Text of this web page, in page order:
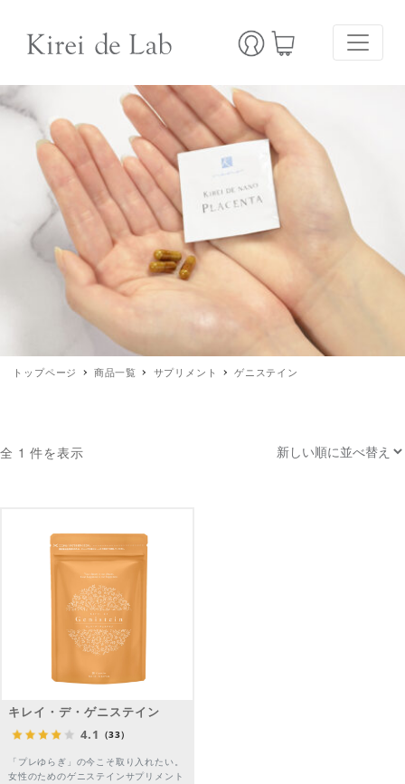
トップページ 商品一覧 サプリメント ゲニステイン
全 1 件を表示
キレイ・デ・ゲニステイン
4.1 （33）
「プレゆらぎ」の今こそ取り入れたい。
女性のためのゲニステインサプリメント